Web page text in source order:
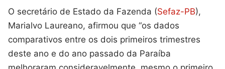
O secretário de Estado da Fazenda (Sefaz-PB),
Marialvo Laureano, afirmou que “os dados
comparativos entre os dois primeiros trimestres
deste ano e do ano passado da Paraíba